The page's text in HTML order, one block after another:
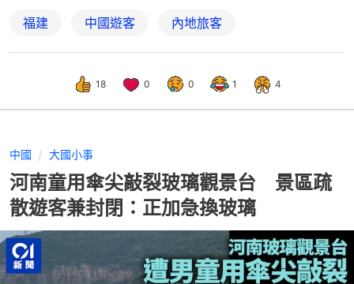
福建 中國遊客 內地旅客
18 0 0 1 4
中國 大國小事
河南童用傘尖敲裂玻璃觀景台 景區疏
散遊客兼封閉：正加急換玻璃